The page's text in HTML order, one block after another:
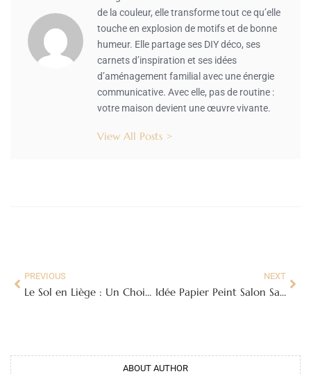
de la couleur, elle transforme tout ce qu’elle
touche en explosion de motifs et de bonne
humeur. Elle partage ses DIY déco, ses
carnets d’inspiration et ses idées
d’aménagement familial avec une énergie
communicative. Avec elle, pas de routine :
votre maison devient une œuvre vivante.
View All Posts >
PREVIOUS
Le Sol en Liège : Un Choix Écologique et Confortable pour Votre Intérieur
NEXT
Idée Papier Peint Salon Salle à Manger : Transformez Votre Intérieur avec Style !
ABOUT AUTHOR